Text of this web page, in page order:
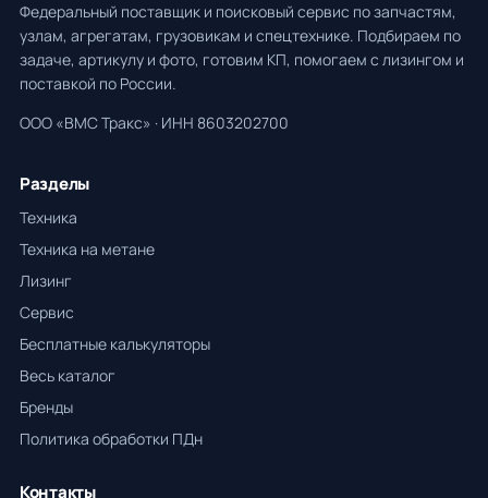
Федеральный поставщик и поисковый сервис по запчастям,
узлам, агрегатам, грузовикам и спецтехнике. Подбираем по
задаче, артикулу и фото, готовим КП, помогаем с лизингом и
поставкой по России.
ООО «ВМС Тракс» · ИНН 8603202700
Разделы
Техника
Техника на метане
Лизинг
Сервис
Бесплатные калькуляторы
Весь каталог
Бренды
Политика обработки ПДн
Контакты